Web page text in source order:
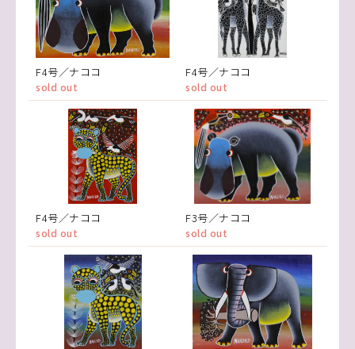
F4号／ナココ
sold out
F4号／ナココ
sold out
F4号／ナココ
sold out
F3号／ナココ
sold out